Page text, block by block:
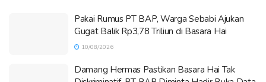
Pakai Rumus PT BAP, Warga Sebabi Ajukan
Gugat Balik Rp3,78 Triliun di Basara Hai
10/08/2026
Damang Hermas Pastikan Basara Hai Tak